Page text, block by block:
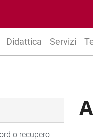
Didattica Servizi
o recupero